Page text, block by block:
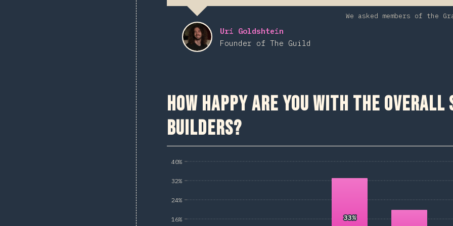
We asked members of the
Uri Goldshtein
Founder of The Guild
How happy are you with the overall
builders?
16%
24%
32%
40%
33%
33%